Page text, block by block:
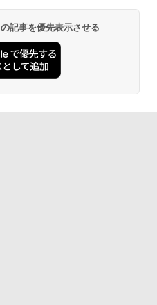
記事を優先表示させる